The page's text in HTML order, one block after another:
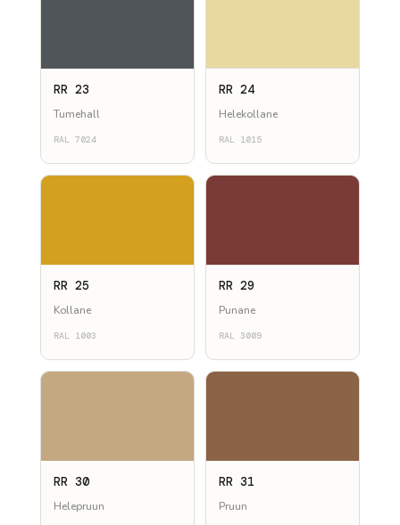
RR 23
Tumehall
RAL 7024
RR 24
Helekollane
RAL 1015
RR 25
Kollane
RAL 1003
RR 29
Punane
RAL 3009
RR 30
Helepruun
RR 31
Pruun